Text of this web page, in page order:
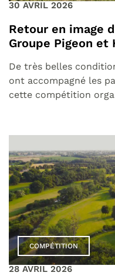
30 AVRIL 2026
Retour en image
Groupe Pigeon et
De très belles
ont accompagné les
cette compétition
COMPÉTITION
28 AVRIL 2026